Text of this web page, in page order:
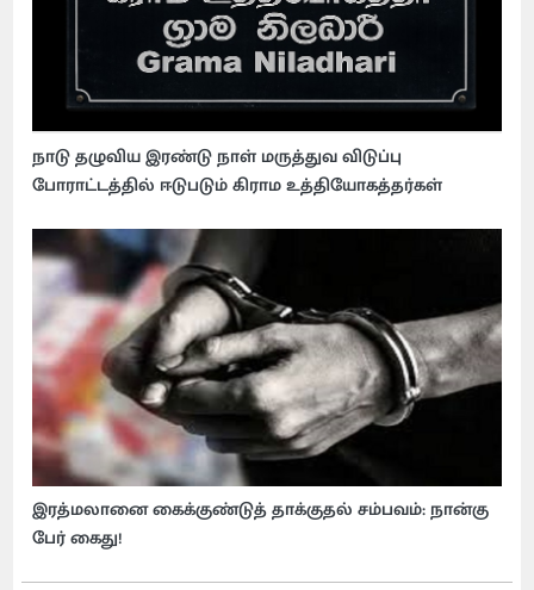
நாடு தழுவிய இரண்டு நாள் மருத்துவ விடுப்பு
போராட்டத்தில் ஈடுபடும் கிராம உத்தியோகத்தர்கள்
இரத்மலானை கைக்குண்டுத் தாக்குதல் சம்பவம்: நான்கு
பேர் கைது!